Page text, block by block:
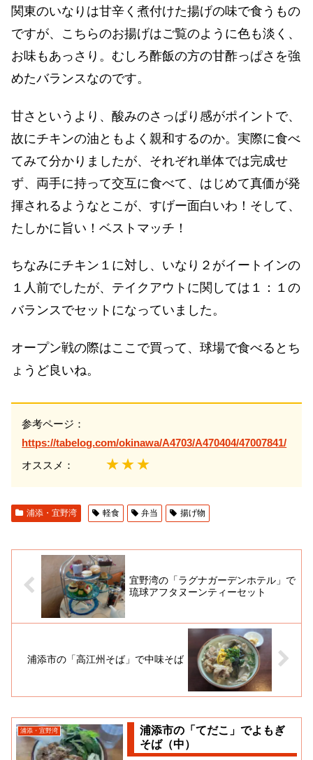
関東のいなりは甘辛く煮付けた揚げの味で食うもの
ですが、こちらのお揚げはご覧のように色も淡く、
お味もあっさり。むしろ酢飯の方の甘酢っぱさを強
めたバランスなのです。
甘さというより、酸みのさっぱり感がポイントで、
故にチキンの油ともよく親和するのか。実際に食べ
てみて分かりましたが、それぞれ単体では完成せ
ず、両手に持って交互に食べて、はじめて真価が発
揮されるようなとこが、すげー面白いわ！そして、
たしかに旨い！ベストマッチ！
ちなみにチキン１に対し、いなり２がイートインの
１人前でしたが、テイクアウトに関しては１：１の
バランスでセットになっていました。
オープン戦の際はここで買って、球場で食べるとち
ょうど良いね。
参考ページ：
https://tabelog.com/okinawa/A4703/A470404/47007841/
オススメ： ★★★
浦添・宜野湾 軽食 弁当 揚げ物
宜野湾の「ラグナガーデンホテル」で
琉球アフタヌーンティーセット
浦添市の「高江州そば」で中味そば
浦添・宜野湾
浦添市の「てだこ」でよもぎ
そば（中）